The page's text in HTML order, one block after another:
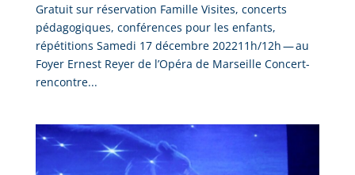
Gratuit sur réservation Famille Visites, concerts
pédagogiques, conférences pour les enfants,
répétitions Samedi 17 décembre 202211h/12h — au
Foyer Ernest Reyer de l’Opéra de Marseille Concert-
rencontre...